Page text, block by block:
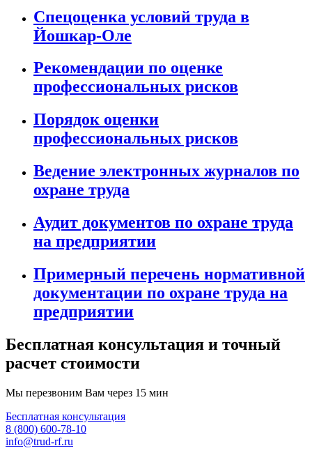
Спецоценка условий труда в
Йошкар-Оле
Рекомендации по оценке
профессиональных рисков
Порядок оценки
профессиональных рисков
Ведение электронных журналов по
охране труда
Аудит документов по охране труда
на предприятии
Примерный перечень нормативной
документации по охране труда на
предприятии
Бесплатная консультация и точный
расчет стоимости
Мы перезвоним Вам через 15 мин
Бесплатная консультация
8 (800) 600-78-10
info@trud-rf.ru